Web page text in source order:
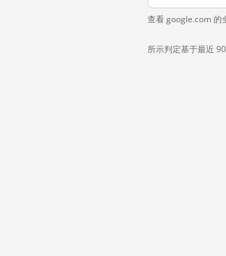
查看 google.com 的
所示判定基于最近